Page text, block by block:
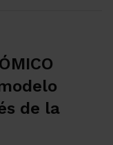
de la